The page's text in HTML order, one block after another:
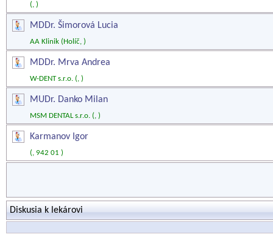
(, )
MDDr. Šimorová Lucia
AA Klinik (Holíč, )
MDDr. Mrva Andrea
W-DENT s.r.o. (, )
MUDr. Danko Milan
MSM DENTAL s.r.o. (, )
Karmanov Igor
(, 942 01 )
Diskusia k lekárovi